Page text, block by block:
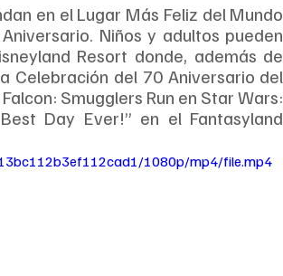
en el Lugar Más Feliz del Mundo
Niños y adultos pueden
Resort donde, además de
Celebración del 70 Aniversario del
Smugglers Run en Star Wars:
Day Ever!” en el Fantasyland
1080p/mp4/file.mp4